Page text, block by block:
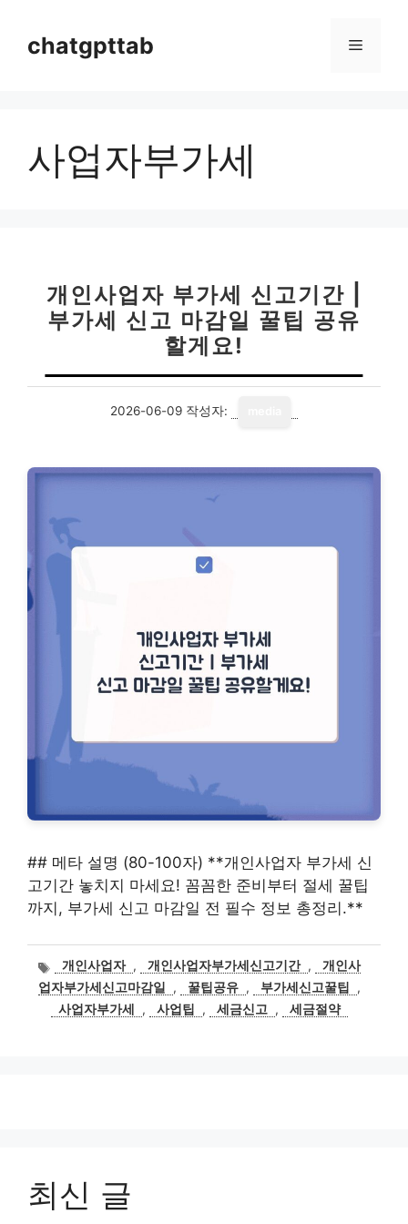
chatgpttab 메
사업자부가세
개인사업자 부가세 신고기간 |
부가세 신고 마감일 꿀팁 공유
할게요!
2026-06-09 작성자:
## 메타 설명 (80-100자) **개인사업자 부가세 신
고기간 놓치지 마세요! 꼼꼼한 준비부터 절세 꿀팁
까지, 부가세 신고 마감일 전 필수 정보 총정리.**
태
그
개인사업자 , 개인사업자부가세신고기간 ,
개인사
업자부가세신고마감일
, 꿀팁공유 , 부가세신고꿀팁
,
사업자부가세
, 사업팁 , 세금신고 , 세금절약
최신 글